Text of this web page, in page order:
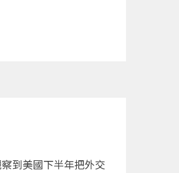
到美國下半年把外交